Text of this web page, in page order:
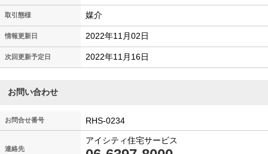
取引態様 媒介
情報更新日 2022年11月02日
次回更新予定日 2022年11月16日
お問い合わせ
お問合せ番号 RHS-0234
連絡先
アイシティ住宅サービス